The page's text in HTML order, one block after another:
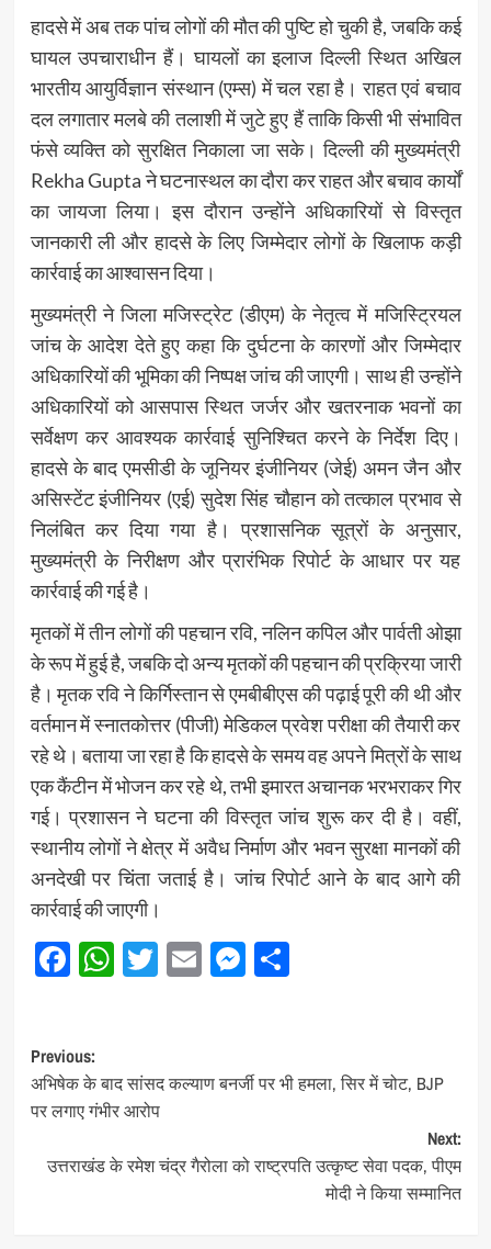
हादसे में अब तक पांच लोगों की मौत की पुष्टि हो चुकी है, जबकि कई
घायल उपचाराधीन हैं। घायलों का इलाज दिल्ली स्थित अखिल
भारतीय आयुर्विज्ञान संस्थान (एम्स) में चल रहा है। राहत एवं बचाव
दल लगातार मलबे की तलाशी में जुटे हुए हैं ताकि किसी भी संभावित
फंसे व्यक्ति को सुरक्षित निकाला जा सके। दिल्ली की मुख्यमंत्री
Rekha Guptaने घटनास्थल का दौरा कर राहत और बचाव कार्यों
का जायजा लिया। इस दौरान उन्होंने अधिकारियों से विस्तृत
जानकारी ली और हादसे के लिए जिम्मेदार लोगों के खिलाफ कड़ी
कार्रवाई का आश्वासन दिया।
मुख्यमंत्री ने जिला मजिस्ट्रेट (डीएम) के नेतृत्व में मजिस्ट्रियल
जांच के आदेश देते हुए कहा कि दुर्घटना के कारणों और जिम्मेदार
अधिकारियों की भूमिका की निष्पक्ष जांच की जाएगी। साथ ही उन्होंने
अधिकारियों को आसपास स्थित जर्जर और खतरनाक भवनों का
सर्वेक्षण कर आवश्यक कार्रवाई सुनिश्चित करने के निर्देश दिए।
हादसे के बाद एमसीडी के जूनियर इंजीनियर (जेई) अमन जैन और
असिस्टेंट इंजीनियर (एई) सुदेश सिंह चौहान को तत्काल प्रभाव से
निलंबित कर दिया गया है। प्रशासनिक सूत्रों के अनुसार,
मुख्यमंत्री के निरीक्षण और प्रारंभिक रिपोर्ट के आधार पर यह
कार्रवाई की गई है।
मृतकों में तीन लोगों की पहचान रवि, नलिन कपिल और पार्वती ओझा
के रूप में हुई है, जबकि दो अन्य मृतकों की पहचान की प्रक्रिया जारी
है। मृतक रवि ने किर्गिस्तान से एमबीबीएस की पढ़ाई पूरी की थी और
वर्तमान में स्नातकोत्तर (पीजी) मेडिकल प्रवेश परीक्षा की तैयारी कर
रहे थे। बताया जा रहा है कि हादसे के समय वह अपने मित्रों के साथ
एक कैंटीन में भोजन कर रहे थे, तभी इमारत अचानक भरभराकर गिर
गई। प्रशासन ने घटना की विस्तृत जांच शुरू कर दी है। वहीं,
स्थानीय लोगों ने क्षेत्र में अवैध निर्माण और भवन सुरक्षा मानकों की
अनदेखी पर चिंता जताई है। जांच रिपोर्ट आने के बाद आगे की
कार्रवाई की जाएगी।
Facebook
WhatsApp
Twitter
EmailMessenger
Share
Post
navigation
Previous:
अभिषेक के बाद सांसद कल्याण बनर्जी पर भी हमला, सिर में चोट, BJP
पर लगाए गंभीर आरोप
Next:
उत्तराखंड के रमेश चंद्र गैरोला को राष्ट्रपति उत्कृष्ट सेवा पदक, पीएम
मोदी ने किया सम्मानित